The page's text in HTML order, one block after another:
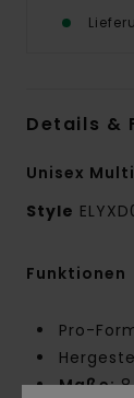
Details &
Unisex
Style
Funktionen
Pro-
Maße: